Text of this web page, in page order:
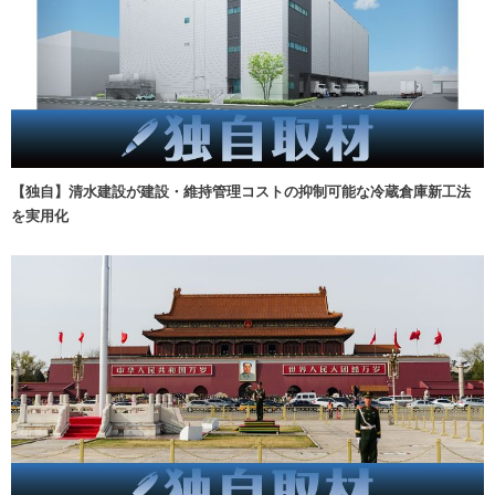
【独自】清水建設が建設・維持管理コストの抑制可能な冷蔵倉庫新工法
を実用化